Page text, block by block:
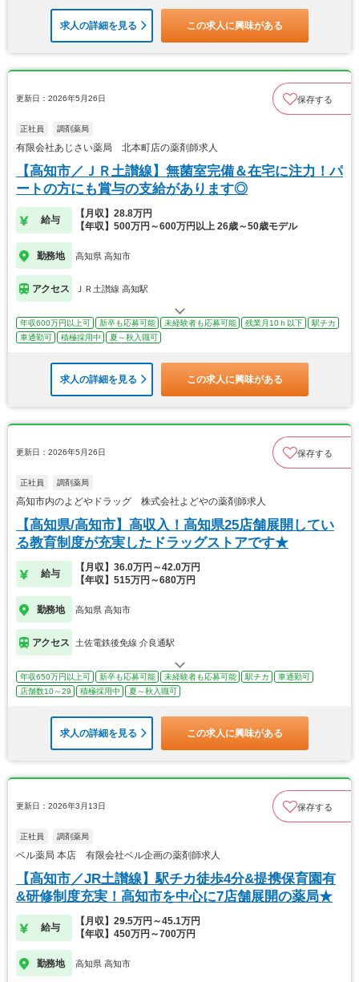
求人の詳細を見る この求人に興味がある
更新日：2026年5月26日 保存する
正社員 調剤薬局
有限会社あじさい薬局 北本町店の薬剤師求人
【高知市／ＪＲ土讃線】無菌室完備＆在宅に注力！パ
ートの方にも賞与の支給があります◎
給与
【月収】28.8万円
【年収】500万円～600万円以上 26歳～50歳モデル
勤務地 高知県 高知市
アクセス ＪＲ土讃線 高知駅
年収600万円以上可 新卒も応募可能 未経験者も応募可能 残業月10ｈ以下
駅チカ
車通勤可
積極採用中 夏～秋入職可
求人の詳細を見る この求人に興味がある
更新日：2026年5月26日 保存する
正社員 調剤薬局
高知市内のよどやドラッグ 株式会社よどやの薬剤師求人
【高知県/高知市】高収入！高知県25店舗展開してい
る教育制度が充実したドラッグストアです★
給与
【月収】36.0万円～42.0万円
【年収】515万円～680万円
勤務地 高知県 高知市
アクセス 土佐電鉄後免線 介良通駅
年収650万円以上可 新卒も応募可能 未経験者も応募可能 駅チカ
車通勤可
店舗数10～29
積極採用中 夏～秋入職可
求人の詳細を見る この求人に興味がある
更新日：2026年3月13日 保存する
正社員 調剤薬局
ベル薬局 本店 有限会社ベル企画の薬剤師求人
【高知市／JR土讃線】駅チカ徒歩4分&提携保育園有
&研修制度充実！高知市を中心に7店舗展開の薬局★
給与
【月収】29.5万円～45.1万円
【年収】450万円～700万円
勤務地 高知県 高知市